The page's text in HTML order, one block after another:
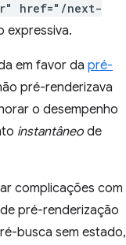
href="/next-
expressiva.
em favor da pré-
pré-renderizava
o desempenho
instantâneo de
complicações com
pré-renderização
busca sem estado,